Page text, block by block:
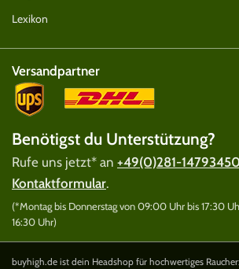
Lexikon
Versandpartner
Benötigst du Unterstützung?
Rufe uns jetzt* an +49(0)281-14793450
Kontaktformular.
(*Montag bis Donnerstag von 09:00 Uhr bis 17:30
16:30 Uhr)
buyhigh.de ist dein Headshop für hochwertiges